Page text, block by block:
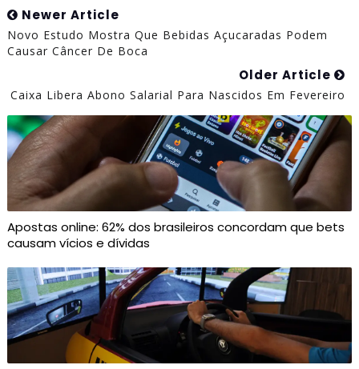
Newer Article
Novo Estudo Mostra Que Bebidas Açucaradas Podem
Causar Câncer De Boca
Older Article
Caixa Libera Abono Salarial Para Nascidos Em Fevereiro
Apostas online: 62% dos brasileiros concordam que bets
causam vícios e dívidas